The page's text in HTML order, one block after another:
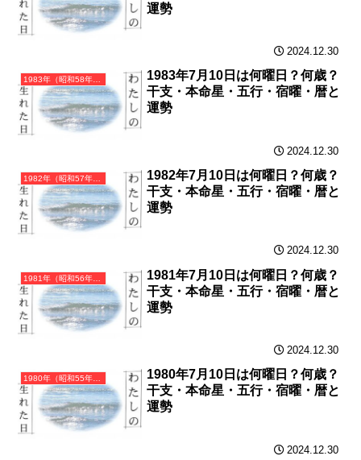
運勢
2024.12.30
1983年（昭和58年）癸亥（みずのとい）・亥年（いのしし年）カレンダー（月曜はじまり）
1983年7月10日は何曜日？何歳？
干支・本命星・五行・宿曜・暦と
運勢
2024.12.30
1982年（昭和57年）壬戌（みずのえいぬ）・戌年（いぬ年）カレンダー（月曜はじまり）
1982年7月10日は何曜日？何歳？
干支・本命星・五行・宿曜・暦と
運勢
2024.12.30
1981年（昭和56年）辛酉（かのととり）・酉年（とり年）カレンダー（月曜はじまり）
1981年7月10日は何曜日？何歳？
干支・本命星・五行・宿曜・暦と
運勢
2024.12.30
1980年（昭和55年）庚申（かのえさる）・申年（さる年）カレンダー（月曜はじまり）
1980年7月10日は何曜日？何歳？
干支・本命星・五行・宿曜・暦と
運勢
2024.12.30